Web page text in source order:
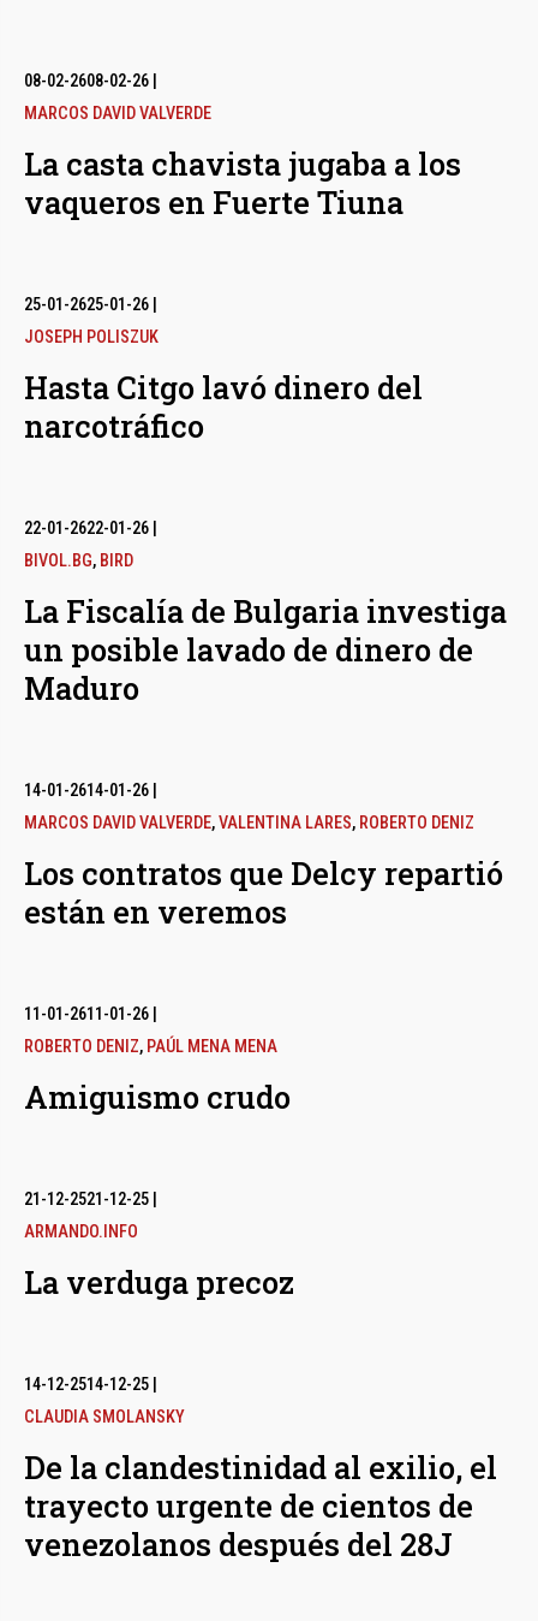
08-02-2608-02-26
MARCOS DAVID VALVERDE
La casta chavista jugaba a los
vaqueros en Fuerte Tiuna
25-01-2625-01-26
JOSEPH POLISZUK
Hasta Citgo lavó dinero del
narcotráfico
22-01-2622-01-26
BIVOL.BG, BIRD
La Fiscalía de Bulgaria investiga
un posible lavado de dinero de
Maduro
14-01-2614-01-26
MARCOS DAVID VALVERDE,VALENTINA LARES, ROBERTO DENIZ
Los contratos que Delcy repartió
están en veremos
11-01-2611-01-26
ROBERTO DENIZ, PAÚL MENA MENA
Amiguismo crudo
21-12-2521-12-25
ARMANDO.INFO
La verduga precoz
14-12-2514-12-25
CLAUDIA SMOLANSKY
De la clandestinidad al exilio, el
trayecto urgente de cientos de
venezolanos después del 28J